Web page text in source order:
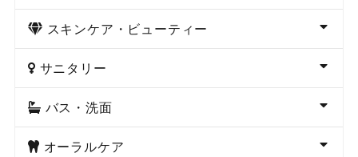
スキンケア・ビューティー
サニタリー
バス・洗面
オーラルケア